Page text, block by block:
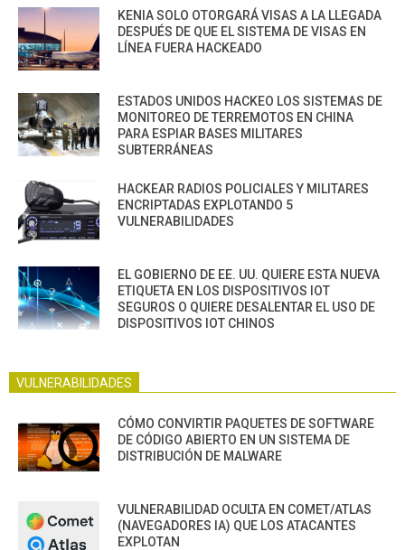
KENIA SOLO OTORGARÁ VISAS A LA LLEGADA
DESPUÉS DE QUE EL SISTEMA DE VISAS EN
LÍNEA FUERA HACKEADO
ESTADOS UNIDOS HACKEO LOS SISTEMAS DE
MONITOREO DE TERREMOTOS EN CHINA
PARA ESPIAR BASES MILITARES
SUBTERRÁNEAS
HACKEAR RADIOS POLICIALES Y MILITARES
ENCRIPTADAS EXPLOTANDO 5
VULNERABILIDADES
EL GOBIERNO DE EE. UU. QUIERE ESTA NUEVA
ETIQUETA EN LOS DISPOSITIVOS IOT
SEGUROS O QUIERE DESALENTAR EL USO DE
DISPOSITIVOS IOT CHINOS
VULNERABILIDADES
CÓMO CONVIRTIR PAQUETES DE SOFTWARE
DE CÓDIGO ABIERTO EN UN SISTEMA DE
DISTRIBUCIÓN DE MALWARE
VULNERABILIDAD OCULTA EN COMET/ATLAS
(NAVEGADORES IA) QUE LOS ATACANTES
EXPLOTAN